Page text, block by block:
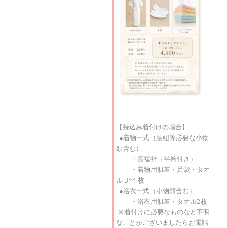
【持込み着付けの場合】
●着物一式（腰紐等必要な小物
類含む）
・長襦袢（半衿付き）
・着物用肌着・足袋・タオ
ル 3~4 枚
●浴衣一式（小物類含む）
・浴衣用肌着・タオル2枚
※着付けに必要なものなど不明
なことがございましたらお電話